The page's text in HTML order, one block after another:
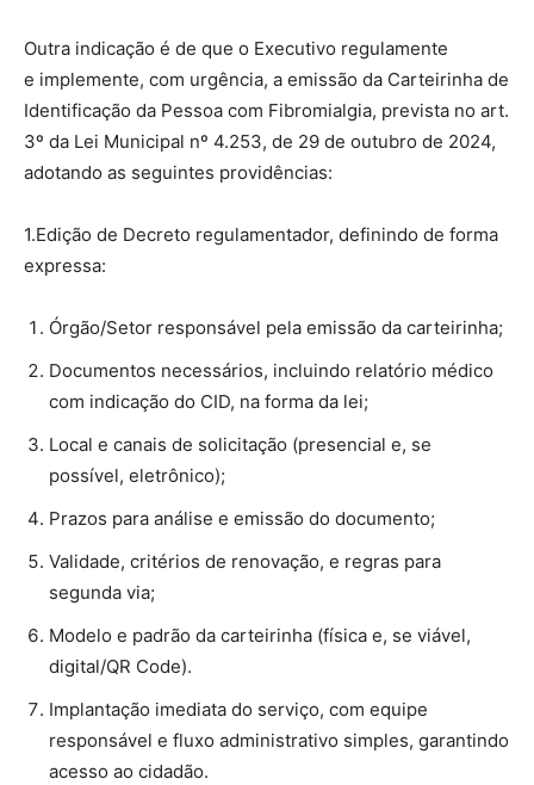
Outra indicação é de que o Executivo regulamente
e implemente, com urgência, a emissão da Carteirinha de
Identificação da Pessoa com Fibromialgia, prevista no art.
3º da Lei Municipal nº 4.253, de 29 de outubro de 2024,
adotando as seguintes providências:
1.Edição de Decreto regulamentador, definindo de forma
expressa:
Órgão/Setor responsável pela emissão da carteirinha;
Documentos necessários, incluindo relatório médico
com indicação do CID, na forma da lei;
Local e canais de solicitação (presencial e, se
possível, eletrônico);
Prazos para análise e emissão do documento;
Validade, critérios de renovação, e regras para
segunda via;
Modelo e padrão da carteirinha (física e, se viável,
digital/QR Code).
Implantação imediata do serviço, com equipe
responsável e fluxo administrativo simples, garantindo
acesso ao cidadão.